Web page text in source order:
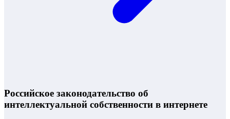
Российское законодательство об
интеллектуальной собственности в интернете